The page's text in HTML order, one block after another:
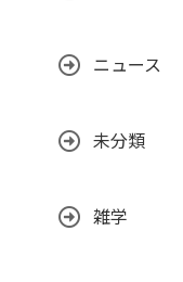
ニュース
未分類
雑学